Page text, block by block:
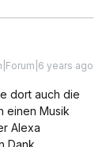
years ago
dort auch die
einen Musik
Alexa
Dank